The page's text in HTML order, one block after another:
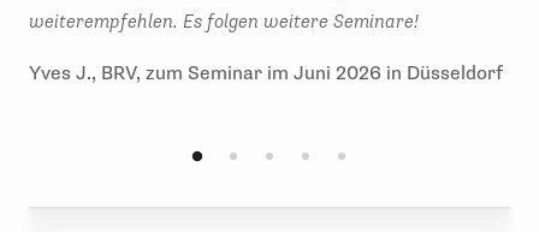
weiterempfehlen. Es folgen weitere Seminare!
Yves J., BRV, zum Seminar im Juni 2026 in Düsseldorf